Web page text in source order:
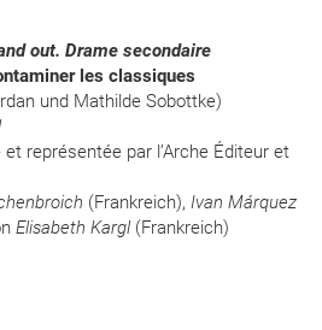
out. Drame secondaire
les classiques
und Mathilde Sobottke)
représentée par lʼArche Éditeur et
(Frankreich), Ivan Márquez
Elisabeth Kargl(Frankreich)